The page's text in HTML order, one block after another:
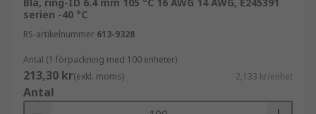
Blå 1,5 mm² till 2,5 mm
Andra färger finns tillgängliga.
Oisolerade
Oisolerade kabelskor är större kabelskor.
serien -40 °C
RS-artikelnummer 613-9328
Antal (1 förpackning med 100 enheter)
213,30 kr(exkl. moms) 2,133 kr/enhet
Antal